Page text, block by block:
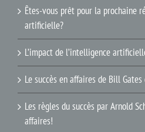
Êtes-vous prêt pour la prochaine
artificielle?
L’impact de l’intelligence
Le succès en affaires de Bill
Les règles du succès par Arnold
affaires!